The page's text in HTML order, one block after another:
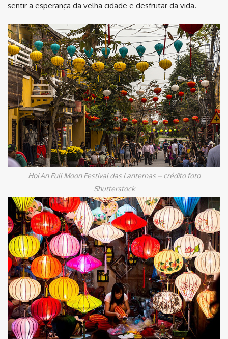
sentir a esperança da velha cidade e desfrutar da vida.
Hoi An Full Moon Festival das Lanternas – crédito foto
Shutterstock